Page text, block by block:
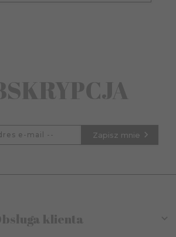
Zapisz mnie
klienta